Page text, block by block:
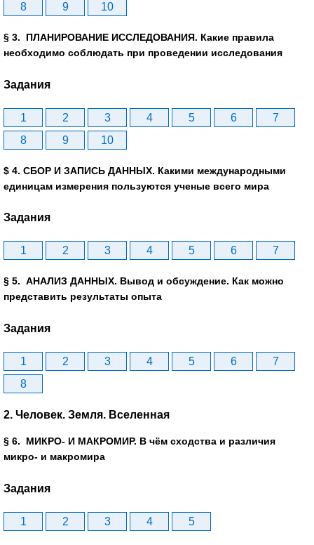
8
9 10
§ 3. ПЛАНИРОВАНИЕ ИССЛЕДОВАНИЯ. Какие правила
необходимо соблюдать при проведении исследования
Задания
1 2 3 4 5 6
7
8
9 10
$ 4. СБОР И ЗАПИСЬ ДАННЫХ. Какими международными
единицам измерения пользуются ученые всего мира
Задания
1 2 3 4 5 6 7
§ 5. АНАЛИЗ ДАННЫХ. Вывод и обсуждение. Как можно
представить результаты опыта
Задания
1 2 3 4 5 6
7
8
2. Человек. Земля. Вселенная
§ 6. МИКРО- И МАКРОМИР. В чём сходства и различия
микро- и макромира
Задания
1 2 3 4 5